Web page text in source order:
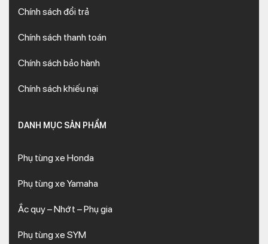
Chính sách đổi trả
Chính sách thanh toán
Chính sách bảo hành
Chính sách khiếu nại
DANH MỤC SẢN PHẨM
Phụ tùng xe Honda
Phụ tùng xe Yamaha
Ắc quy – Nhớt – Phụ gia
Phụ tùng xe SYM